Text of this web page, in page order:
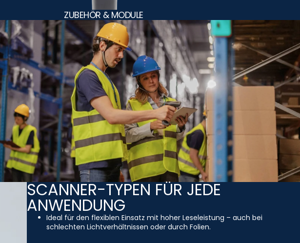
ZUBEHÖR & MODULE
SCANNER-TYPEN FÜR JEDE
ANWENDUNG
Ideal für den flexiblen Einsatz mit hoher Leseleistung – auch bei
schlechten Lichtverhältnissen oder durch Folien.